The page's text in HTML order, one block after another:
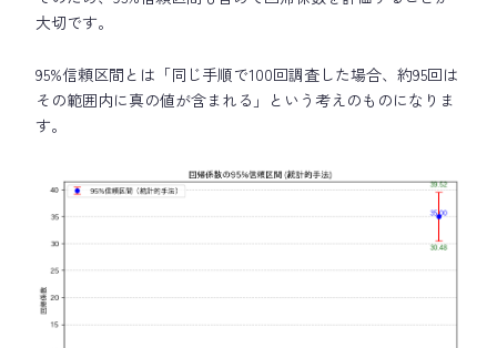
大切です。
95%信頼区間とは「同じ手順で100回調査した場合、約95回は
その範囲内に真の値が含まれる」という考えのものになりま
す。